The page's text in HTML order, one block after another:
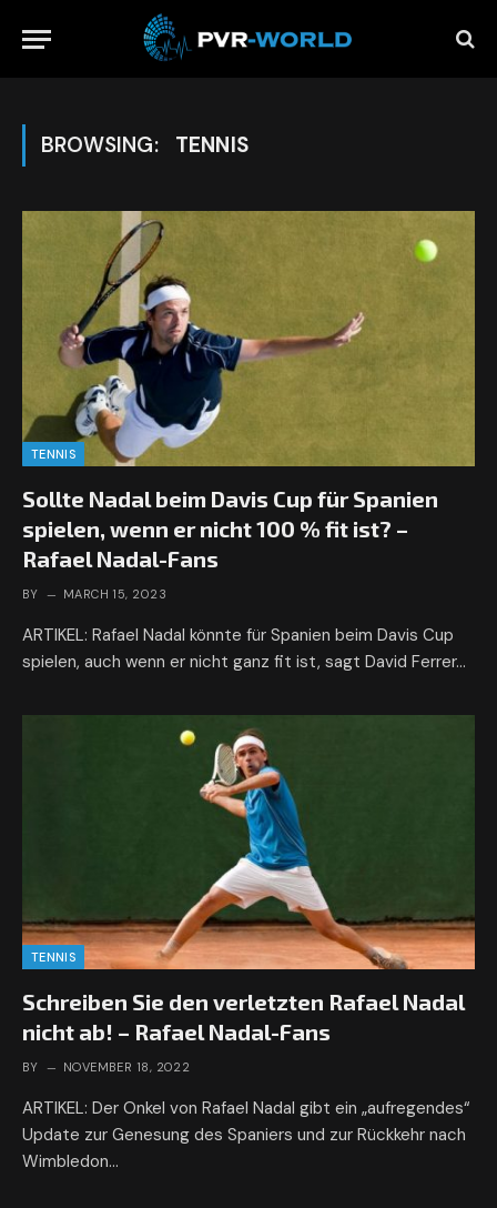
BROWSING: TENNIS
TENNIS
Sollte Nadal beim Davis Cup für Spanien
spielen, wenn er nicht 100 % fit ist? –
Rafael Nadal-Fans
BY MARCH 15, 2023
ARTIKEL: Rafael Nadal könnte für Spanien beim Davis Cup
spielen, auch wenn er nicht ganz fit ist, sagt David Ferrer…
TENNIS
Schreiben Sie den verletzten Rafael Nadal
nicht ab! – Rafael Nadal-Fans
BY NOVEMBER 18, 2022
ARTIKEL: Der Onkel von Rafael Nadal gibt ein „aufregendes“
Update zur Genesung des Spaniers und zur Rückkehr nach
Wimbledon…